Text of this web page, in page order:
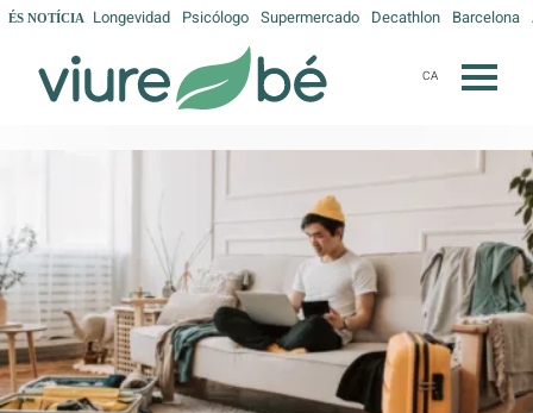
ÉS NOTÍCIA Longevidad Psicólogo Supermercado Decathlon Barcelona
CA